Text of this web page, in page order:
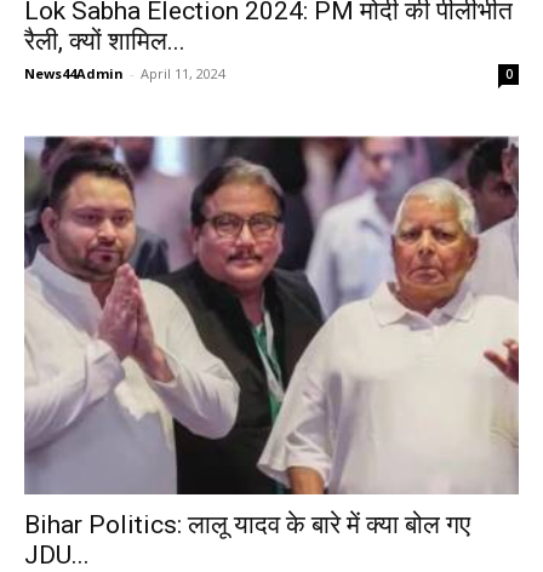
Lok Sabha Election 2024: PM मोदी की पीलीभीत
रैली, क्यों शामिल...
News44Admin - April 11, 2024 0
Bihar Politics: लालू यादव के बारे में क्या बोल गए
JDU...